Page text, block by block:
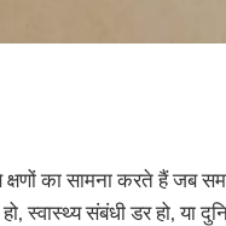
का सामना करते हैं जब
संबंधी डर हो, या